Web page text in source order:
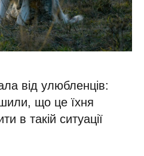
від улюбленців:
що це їхня
в такій ситуації